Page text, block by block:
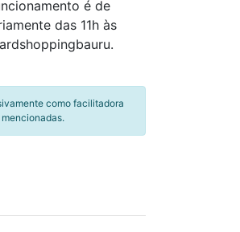
é de
das 11h às
como facilitadora